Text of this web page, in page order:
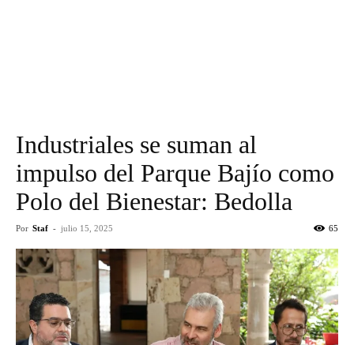
Industriales se suman al
impulso del Parque Bajío como
Polo del Bienestar: Bedolla
Por Staf - julio 15, 2025 65